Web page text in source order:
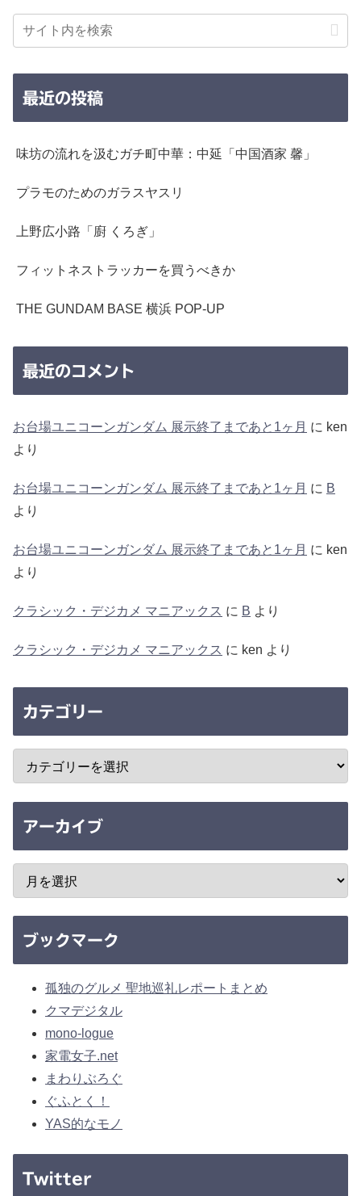
最近の投稿
味坊の流れを汲むガチ町中華：中延「中国酒家 馨」
プラモのためのガラスヤスリ
上野広小路「廚 くろぎ」
フィットネストラッカーを買うべきか
THE GUNDAM BASE 横浜 POP-UP
最近のコメント
お台場ユニコーンガンダム 展示終了まであと1ヶ月 に ken
より
お台場ユニコーンガンダム 展示終了まであと1ヶ月 に B
より
お台場ユニコーンガンダム 展示終了まであと1ヶ月 に ken
より
クラシック・デジカメ マニアックス に B より
クラシック・デジカメ マニアックス に ken より
カテゴリー
アーカイブ
ブックマーク
孤独のグルメ 聖地巡礼レポートまとめ
クマデジタル
mono-logue
家電女子.net
まわりぶろぐ
ぐふとく！
YAS的なモノ
Twitter